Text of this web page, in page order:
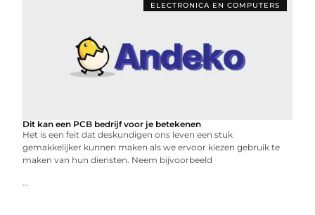
ELECTRONICA EN COMPUTERS
Dit kan een PCB bedrijf voor je betekenen
Het is een feit dat deskundigen ons leven een stuk
gemakkelijker kunnen maken als we ervoor kiezen gebruik te
maken van hun diensten. Neem bijvoorbeeld
...